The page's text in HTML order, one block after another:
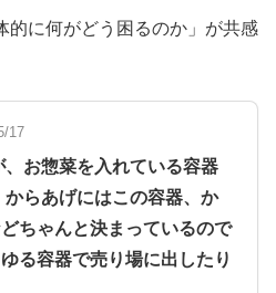
的に何がどう困るのか」が共感
17
お惣菜を入れている容器
らあげにはこの容器、か
ちゃんと決まっているので
る容器で売り場に出したり